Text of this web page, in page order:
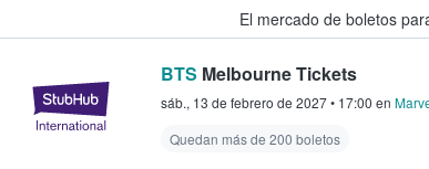
El mercado de boletos
StubHub: donde los fans
BTS Melbourne Tickets
sáb., 13 de febrero de 2027• 17:00 en
Quedan más de 200 boletos